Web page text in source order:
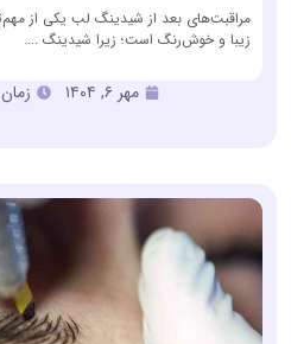
مراقبت‌های بعد از شیدینگ لب یکی از
زیبا و خوش‌رنگ است؛ زیرا شیدینگ ....
مهر ۶, ۱۴۰۴ زمان